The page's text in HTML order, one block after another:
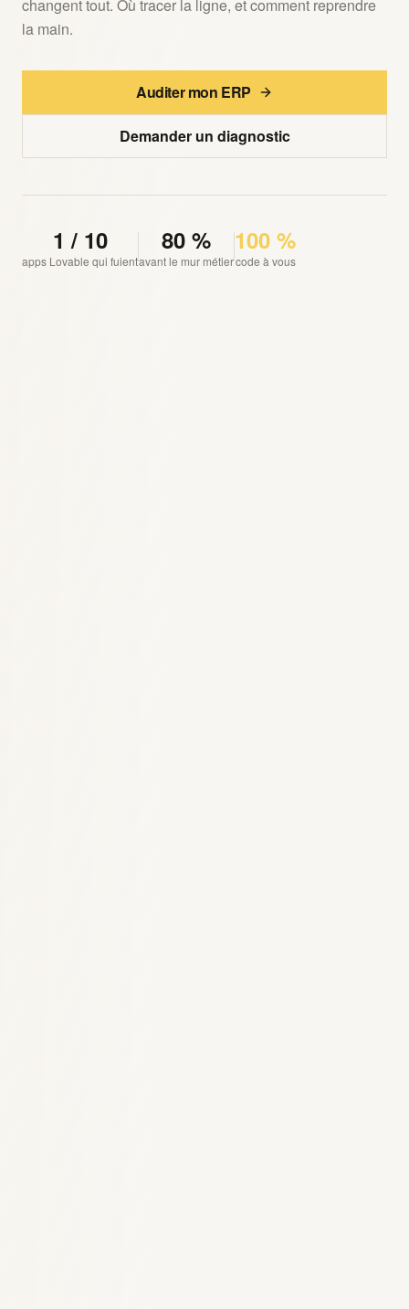
changent tout. Où tracer la ligne, et comment reprendre
la main.
Auditer mon ERP
Demander un diagnostic
1 / 10
apps Lovable qui fuient
80 %
avant le mur métier
100 %
code à vous